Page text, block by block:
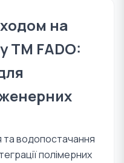
на
TM FADO:
та водопостачання
полімерних